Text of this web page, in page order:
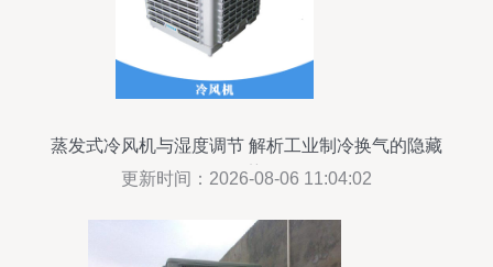
蒸发式冷风机与湿度调节 解析工业制冷换气的隐藏
优势
更新时间：2026-08-06 11:04:02